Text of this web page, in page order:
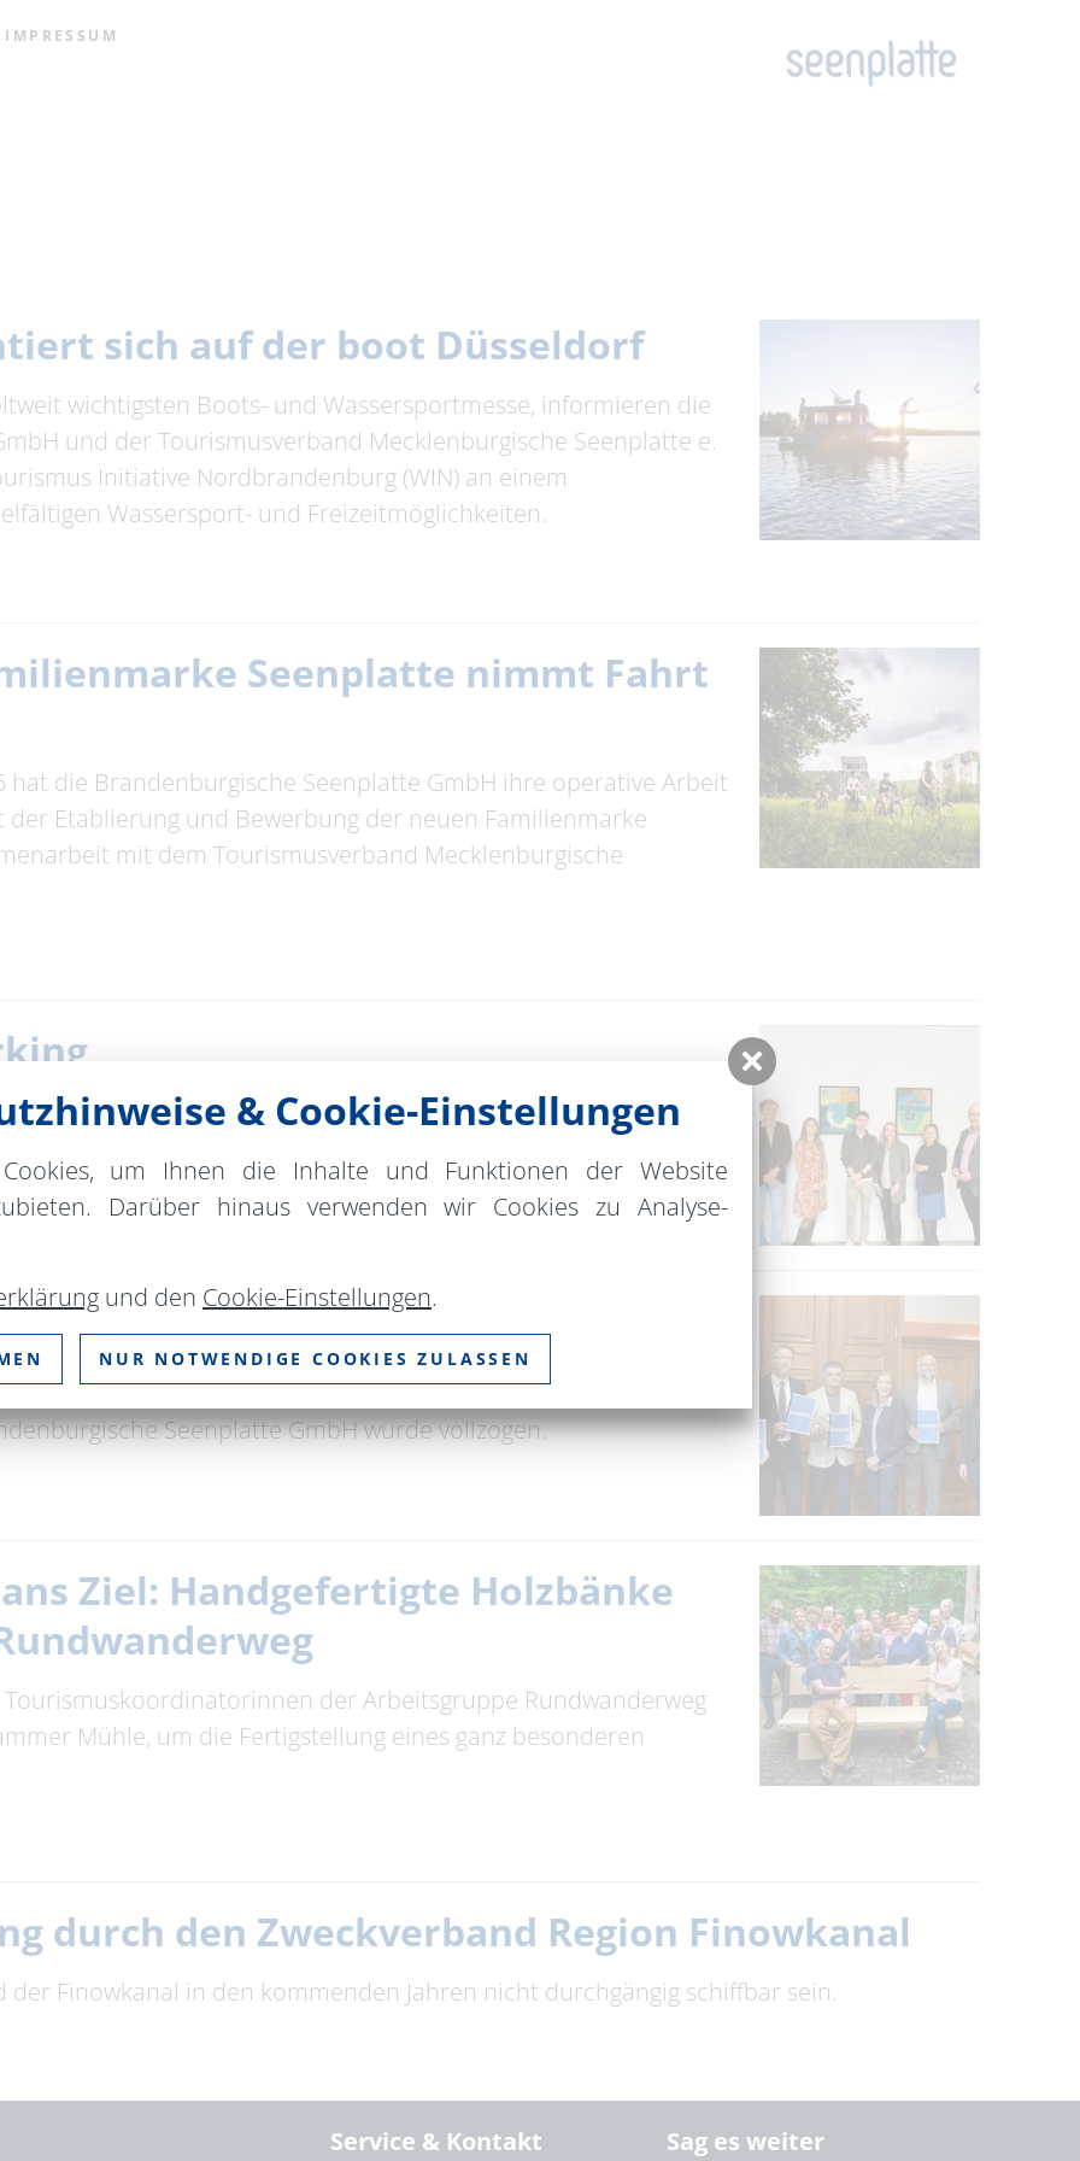
IMPRESSUM
sich auf der boot Düsseldorf
wichtigsten Boots- und Wassersportmesse, informieren die
und der Tourismusverband Mecklenburgische Seenplatte e.
Initiative Nordbrandenburg (WIN) an einem
Wassersport- und Freizeitmöglichkeiten.
Seenplatte nimmt Fahrt
hat die Brandenburgische Seenplatte GmbH ihre operative Arbeit
Etablierung und Bewerbung der neuen Familienmarke
mit dem Tourismusverband Mecklenburgische
Werke in der Thinkfarm Eberswalde.
starke gemeinsame
Seenplatte GmbH wurde vollzogen.
Ziel: Handgefertigte Holzbänke
Tourismuskoordinatorinnen der Arbeitsgruppe Rundwanderweg
Mühle, um die Fertigstellung eines ganz besonderen
durch den Zweckverband Region Finowkanal
Finowkanal in den kommenden Jahren nicht durchgängig schiffbar sein.
Service & Kontakt Sag es weiter
& Cookie-Einstellungen
um Ihnen die Inhalte und Funktionen der Website
Darüber hinaus verwenden wir Cookies zu Analyse-
und den Cookie-Einstellungen.
NUR NOTWENDIGE COOKIES ZULASSEN